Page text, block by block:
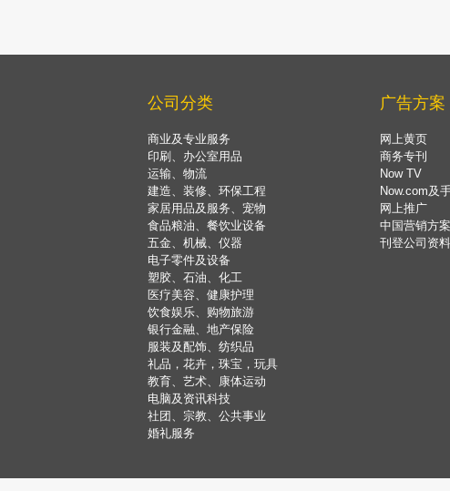
公司分类
商业及专业服务
印刷、办公室用品
运输、物流
建造、装修、环保工程
家居用品及服务、宠物
食品粮油、餐饮业设备
五金、机械、仪器
电子零件及设备
塑胶、石油、化工
医疗美容、健康护理
饮食娱乐、购物旅游
银行金融、地产保险
服装及配饰、纺织品
礼品，花卉，珠宝，玩具
教育、艺术、康体运动
电脑及资讯科技
社团、宗教、公共事业
婚礼服务
广告方案
网上黄页
商务专刊
Now TV
Now.com及
网上推广
中国营销方案
刊登公司资料